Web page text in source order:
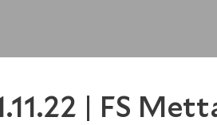
| FS